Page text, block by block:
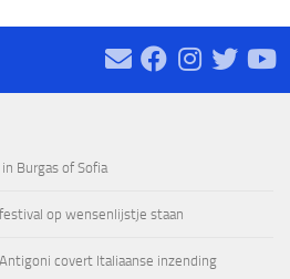
Burgas of Sofia
op wensenlijstje staan
covert Italiaanse inzending